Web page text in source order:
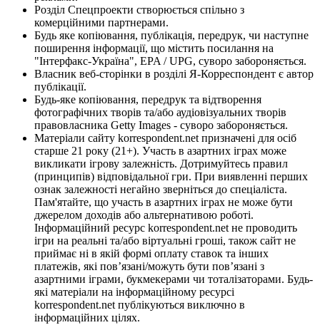
Розділ Спецпроекти створюється спільно з
комерційними партнерами.
Будь яке копіювання, публікація, передрук, чи наступне
поширення інформації, що містить посилання на
"Інтерфакс-Україна", EPA / UPG, суворо забороняється.
Власник веб-сторінки в розділі Я-Корреспондент є автор
публікації.
Будь-яке копіювання, передрук та відтворення
фотографічних творів та/або аудіовізуальних творів
правовласника Getty Images - суворо забороняється.
Матеріали сайту korrespondent.net призначені для осіб
старше 21 року (21+). Участь в азартних іграх може
викликати ігрову залежність. Дотримуйтесь правил
(принципів) відповідальної гри. При виявленні перших
ознак залежності негайно зверніться до спеціаліста.
Пам'ятайте, що участь в азартних іграх не може бути
джерелом доходів або альтернативою роботі.
Інформаційний ресурс korrespondent.net не проводить
ігри на реальні та/або віртуальні гроші, також сайт не
приймає ні в якій формі оплату ставок та інших
платежів, які пов’язані/можуть бути пов’язані з
азартними іграми, букмекерами чи тоталізаторами. Будь-
які матеріали на інформаційному ресурсі
korrespondent.net публікуються виключно в
інформаційних цілях.